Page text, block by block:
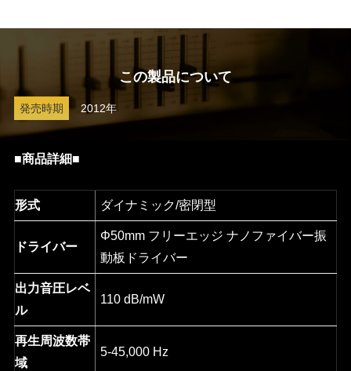
この製品について
発売時期 2012年
■商品詳細■
形式 ダイナミック/密閉型
ドライバー
Φ50mm フリーエッジ ナノファイバー振
動板ドライバー
出力音圧レベ
ル
110 dB/mW
再生周波数帯
域
5-45,000 Hz